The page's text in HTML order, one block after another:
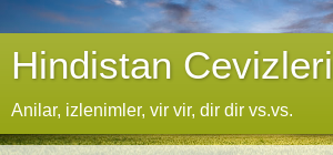
Hindistan Cevizleri
Anilar, izlenimler, vir vir, dir dir vs.vs.